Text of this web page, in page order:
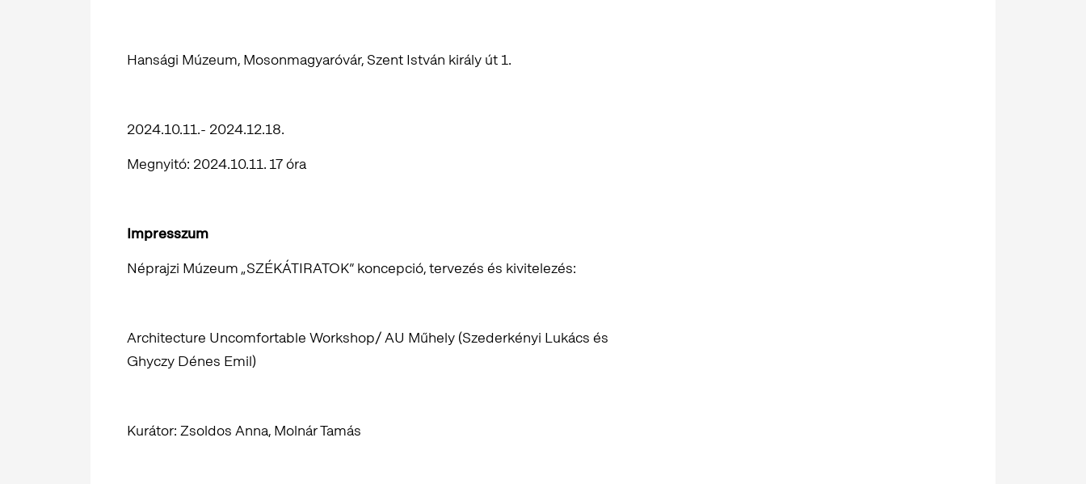
Hansági Múzeum, Mosonmagyaróvár, Szent István király út 1.
2024.10.11.- 2024.12.18.
Megnyitó: 2024.10.11. 17 óra
Impresszum
Néprajzi Múzeum „SZÉKÁTIRATOK” koncepció, tervezés és kivitelezés:
Architecture Uncomfortable Workshop/ AU Műhely (Szederkényi Lukács és
Ghyczy Dénes Emil)
Kurátor: Zsoldos Anna, Molnár Tamás